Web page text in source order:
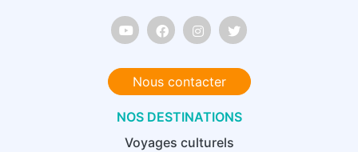
Nous contacter
NOS DESTINATIONS
Voyages culturels